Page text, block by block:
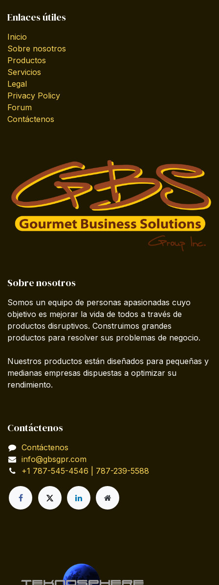
Enlaces útiles
Inicio
Sobre nosotros
Productos
Servicios
Legal
Privacy Policy
Forum
Contáctenos
Sobre nosotros
Somos un equipo de personas apasionadas cuyo
objetivo es mejorar la vida de todos a través de
productos disruptivos. Construimos grandes
productos para resolver sus problemas de negocio.
Nuestros productos están diseñados para pequeñas y
medianas empresas dispuestas a optimizar su
rendimiento.
Contáctenos
Contáctenos
info@gbsgpr.com
+1 787-545-4546 | 787-239-5588